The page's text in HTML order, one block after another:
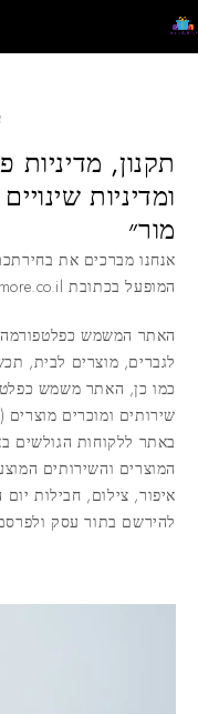
תקנון,
ומדיניות
מור״
אנחנו מברכים את
המופעל בכתובת www.peleandmore.co.il (“
האתר המשמש כפלטפורמה
לגברים, מוצרים לבית,
כמו כן, האתר משמש
שירותים ומוכרים מוצרים
באתר ללקוחות הגולשים
המוצרים והשירותים
איפור, צילום, חבילות יום
להירשם בתור עסק